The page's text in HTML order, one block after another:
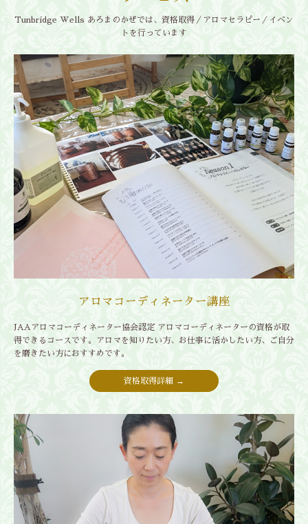
Tunbridge Wells あろまのかぜでは、資格取得／アロマセラピー／イベン
トを行っています
アロマコーディネーター講座
JAAアロマコーディネーター協会認定 アロマコーディネーターの資格が取
得できるコースです。アロマを知りたい方、お仕事に活かしたい方、ご自分
を磨きたい方におすすめです。
資格取得詳細 →